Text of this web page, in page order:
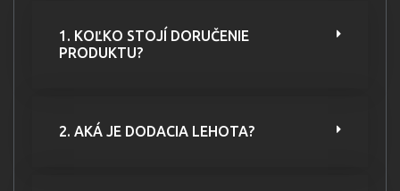
1. KOĽKO STOJÍ DORUČENIE
PRODUKTU?
2. AKÁ JE DODACIA LEHOTA?